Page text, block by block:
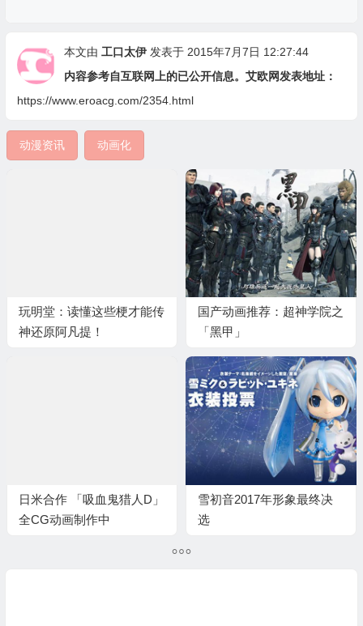
本文由 工口太伊发表于 2015年7月7日 12:27:44
内容参考自互联网上的已公开信息。艾欧网发表地址：
https://www.eroacg.com/2354.html
动漫资讯 动画化
玩明堂：读懂这些梗才能传
神还原阿凡提！
国产动画推荐：超神学院之
「黑甲」
日米合作 「吸血鬼猎人D」
全CG动画制作中
雪初音2017年形象最终决
选